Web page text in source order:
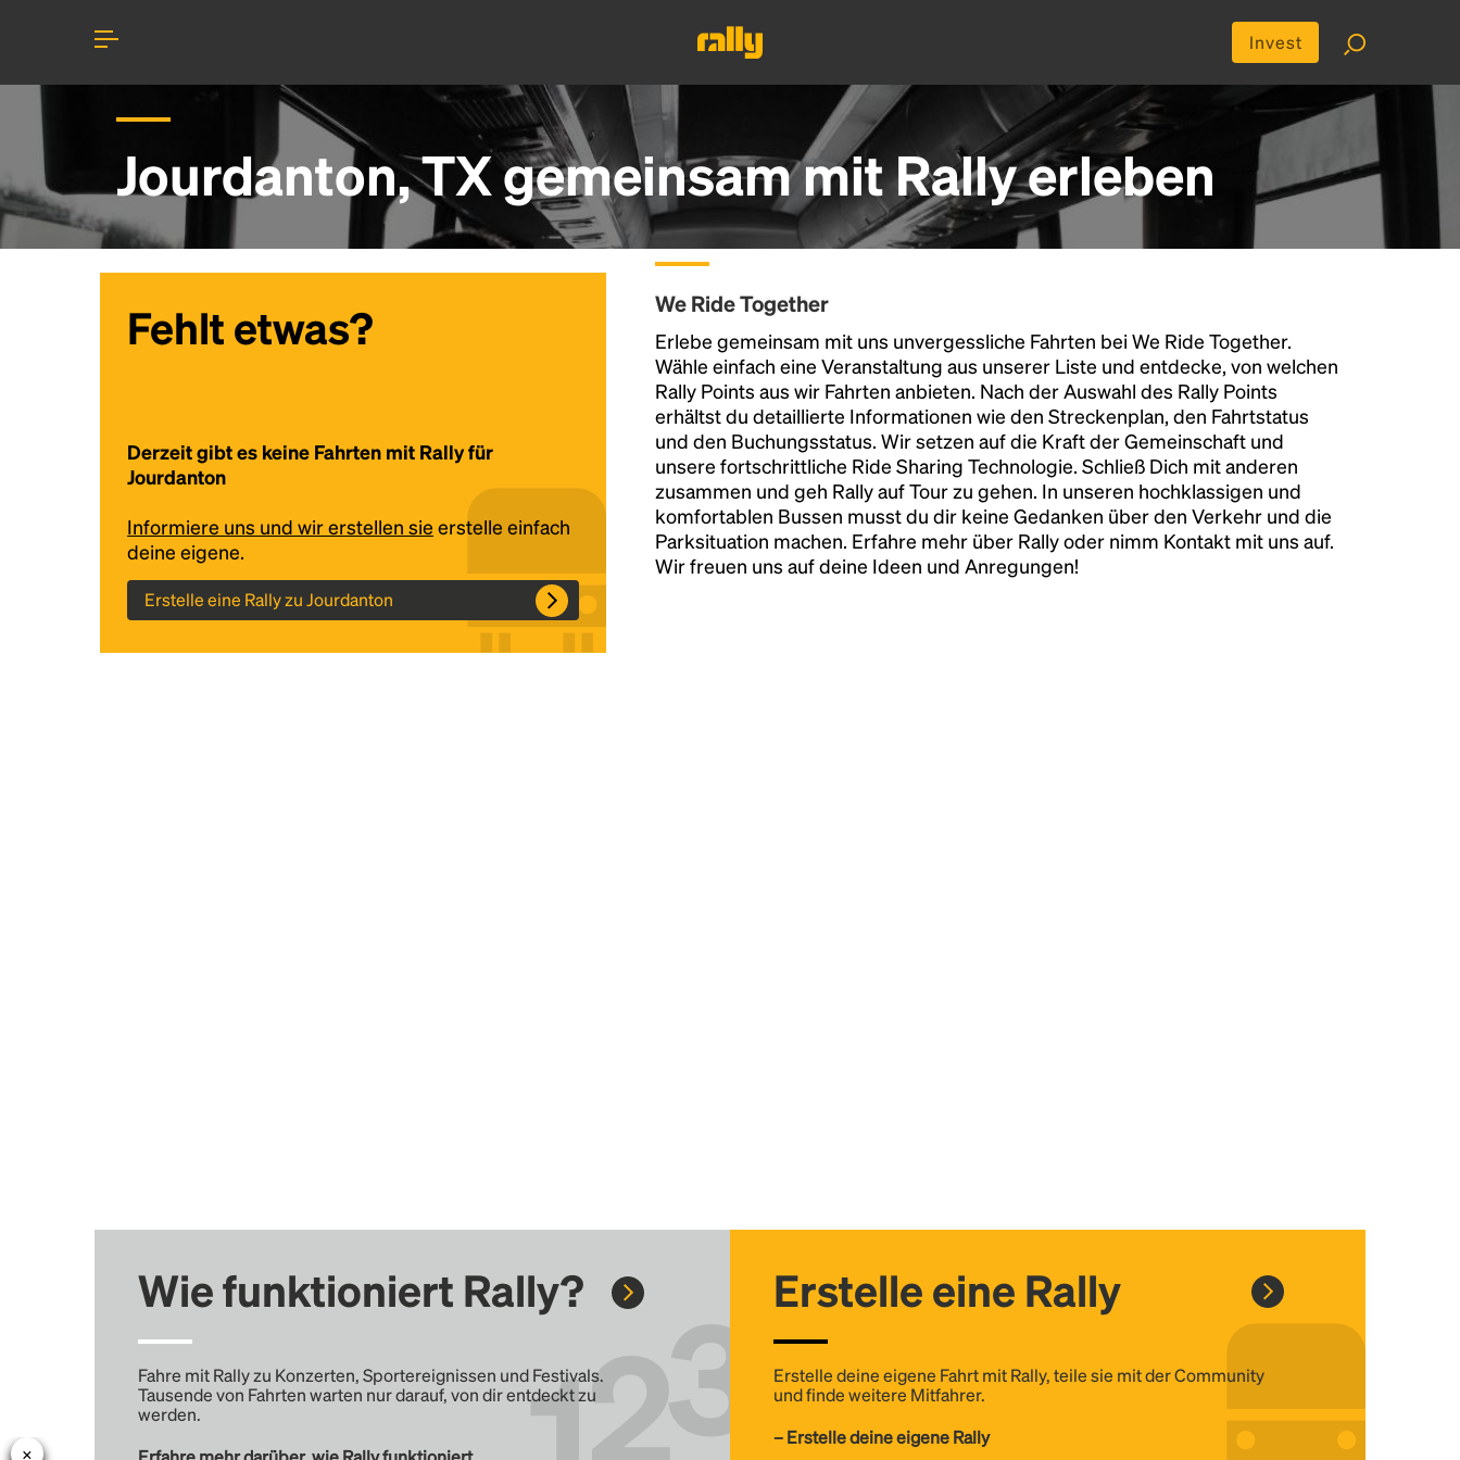
Invest
Jourdanton, TX gemeinsam mit Rally erleben
Fehlt etwas?
Derzeit gibt es keine Fahrten mit Rally für
Jourdanton
Informiere uns und wir erstellen sie erstelle einfach
deine eigene.
Erstelle eine Rally zu Jourdanton
We Ride Together
Erlebe gemeinsam mit uns unvergessliche Fahrten bei We Ride Together.
Wähle einfach eine Veranstaltung aus unserer Liste und entdecke, von welchen
Rally Points aus wir Fahrten anbieten. Nach der Auswahl des Rally Points
erhältst du detaillierte Informationen wie den Streckenplan, den Fahrtstatus
und den Buchungsstatus. Wir setzen auf die Kraft der Gemeinschaft und
unsere fortschrittliche Ride Sharing Technologie. Schließ Dich mit anderen
zusammen und geh Rally auf Tour zu gehen. In unseren hochklassigen und
komfortablen Bussen musst du dir keine Gedanken über den Verkehr und die
Parksituation machen. Erfahre mehr über Rally oder nimm Kontakt mit uns auf.
Wir freuen uns auf deine Ideen und Anregungen!
Wie funktioniert Rally?
Fahre mit Rally zu Konzerten, Sportereignissen und Festivals.
Tausende von Fahrten warten nur darauf, von dir entdeckt zu
werden.
Erstelle eine Rally
Erstelle deine eigene Fahrt mit Rally, teile sie mit der Community
und finde weitere Mitfahrer.
– Erstelle deine eigene Rally
Headline
Lorem Ipsum is simply dummy text of the
printing and typesetting industry.